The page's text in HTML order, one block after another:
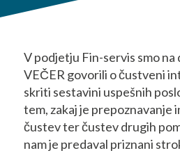
V podjetju Fin-servis smo
VEČER govorili o čustveni
skriti sestavini uspešnih
tem, zakaj je prepoznavanje
čustev ter čustev drugih
nam je predaval priznani